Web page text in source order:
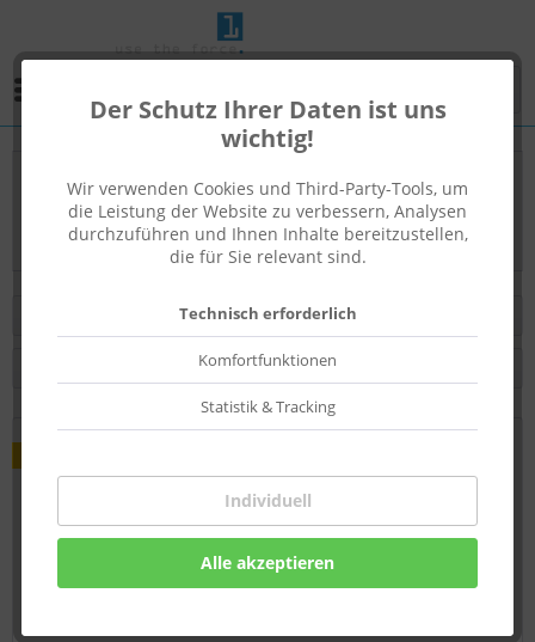
Der Schutz Ihrer Daten ist uns
wichtig!
Wir verwenden Cookies und Third-Party-Tools, um
die Leistung der Website zu verbessern, Analysen
durchzuführen und Ihnen Inhalte bereitzustellen,
die für Sie relevant sind.
Technisch erforderlich
Komfortfunktionen
Statistik & Tracking
Individuell
Alle akzeptieren
Produkte von n3rd_cou7ur3